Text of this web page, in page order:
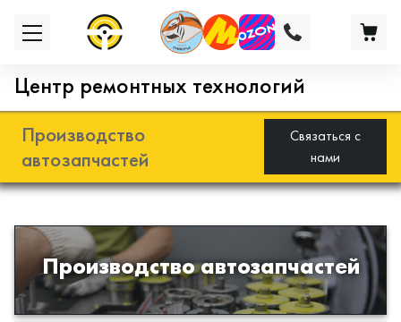
Центр ремонтных технологий
Производство
автозапчастей
Связаться с
нами
Производство автозапчастей
Разработка и производство деталей
из эластомеров для подвески
автомобиля